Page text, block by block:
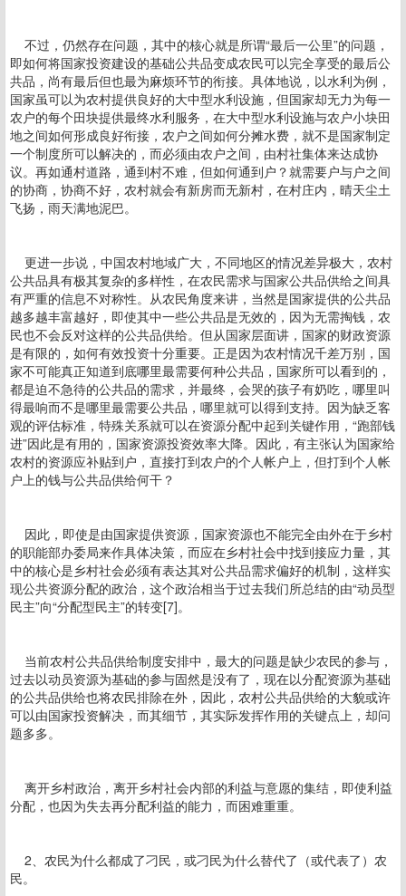
不过，仍然存在问题，其中的核心就是所谓“最后一公里”的问题，
即如何将国家投资建设的基础公共品变成农民可以完全享受的最后公
共品，尚有最后但也最为麻烦环节的衔接。具体地说，以水利为例，
国家虽可以为农村提供良好的大中型水利设施，但国家却无力为每一
农户的每个田块提供最终水利服务，在大中型水利设施与农户小块田
地之间如何形成良好衔接，农户之间如何分摊水费，就不是国家制定
一个制度所可以解决的，而必须由农户之间，由村社集体来达成协
议。再如通村道路，通到村不难，但如何通到户？就需要户与户之间
的协商，协商不好，农村就会有新房而无新村，在村庄内，晴天尘土
飞扬，雨天满地泥巴。
更进一步说，中国农村地域广大，不同地区的情况差异极大，农村
公共品具有极其复杂的多样性，在农民需求与国家公共品供给之间具
有严重的信息不对称性。从农民角度来讲，当然是国家提供的公共品
越多越丰富越好，即使其中一些公共品是无效的，因为无需掏钱，农
民也不会反对这样的公共品供给。但从国家层面讲，国家的财政资源
是有限的，如何有效投资十分重要。正是因为农村情况千差万别，国
家不可能真正知道到底哪里最需要何种公共品，国家所可以看到的，
都是迫不急待的公共品的需求，并最终，会哭的孩子有奶吃，哪里叫
得最响而不是哪里最需要公共品，哪里就可以得到支持。因为缺乏客
观的评估标准，特殊关系就可以在资源分配中起到关键作用，“跑部钱
进”因此是有用的，国家资源投资效率大降。因此，有主张认为国家给
农村的资源应补贴到户，直接打到农户的个人帐户上，但打到个人帐
户上的钱与公共品供给何干？
因此，即使是由国家提供资源，国家资源也不能完全由外在于乡村
的职能部办委局来作具体决策，而应在乡村社会中找到接应力量，其
中的核心是乡村社会必须有表达其对公共品需求偏好的机制，这样实
现公共资源分配的政治，这个政治相当于过去我们所总结的由“动员型
民主”向“分配型民主”的转变[7]。
当前农村公共品供给制度安排中，最大的问题是缺少农民的参与，
过去以动员资源为基础的参与固然是没有了，现在以分配资源为基础
的公共品供给也将农民排除在外，因此，农村公共品供给的大貌或许
可以由国家投资解决，而其细节，其实际发挥作用的关键点上，却问
题多多。
离开乡村政治，离开乡村社会内部的利益与意愿的集结，即使利益
分配，也因为失去再分配利益的能力，而困难重重。
2、农民为什么都成了刁民，或刁民为什么替代了（或代表了）农
民。